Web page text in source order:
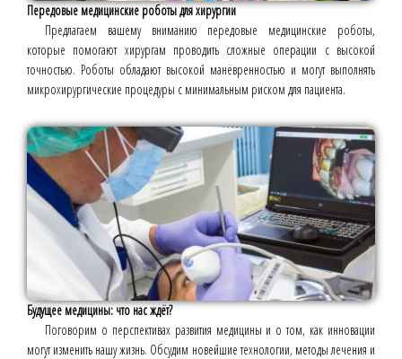
Передовые медицинские роботы для хирургии
Предлагаем вашему вниманию передовые медицинские роботы,
которые помогают хирургам проводить сложные операции с высокой
точностью. Роботы обладают высокой манёвренностью и могут выполнять
микрохирургические процедуры с минимальным риском для пациента.
Будущее медицины: что нас ждёт?
Поговорим о перспективах развития медицины и о том, как инновации
могут изменить нашу жизнь. Обсудим новейшие технологии, методы лечения и